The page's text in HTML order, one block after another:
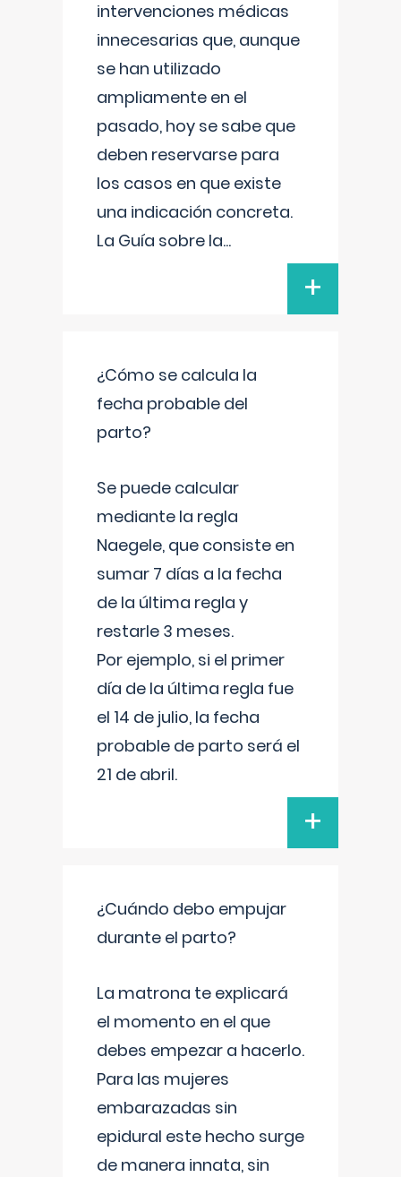
intervenciones médicas
innecesarias que, aunque
se han utilizado
ampliamente en el
pasado, hoy se sabe que
deben reservarse para
los casos en que existe
una indicación concreta.
La Guía sobre la...
+
¿Cómo se calcula la
fecha probable del
parto?
Se puede calcular
mediante la regla
Naegele, que consiste en
sumar 7 días a la fecha
de la última regla y
restarle 3 meses.
Por ejemplo, si el primer
día de la última regla fue
el 14 de julio, la fecha
probable de parto será el
21 de abril.
+
¿Cuándo debo empujar
durante el parto?
La matrona te explicará
el momento en el que
debes empezar a hacerlo.
Para las mujeres
embarazadas sin
epidural este hecho surge
de manera innata, sin